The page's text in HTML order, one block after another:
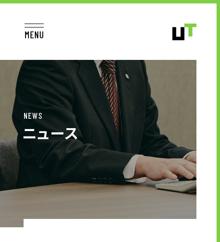
MENU
お仕事をお探しの方へ
はたらく人への想い
NEWS
ニュース